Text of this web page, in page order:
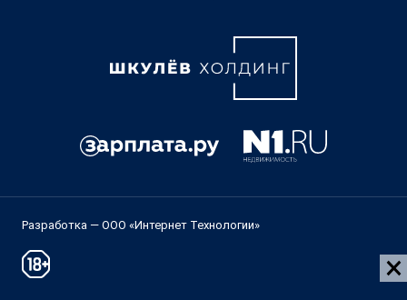
Разработка — ООО «Интернет Технологии»